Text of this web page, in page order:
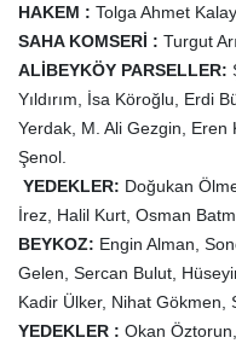
HAKEM : Tolga Ahmet
SAHA KOMSERİ : Turgut
ALİBEYKÖY PARSELLER:
Yıldırım, İsa Köroğlu, Erdi
Yerdak, M. Ali Gezgin, Eren
Şenol.
YEDEKLER: Doğukan
İrez, Halil Kurt, Osman
BEYKOZ: Engin Alman,
Gelen, Sercan Bulut,
Kadir Ülker, Nihat Gökmen,
YEDEKLER : Okan